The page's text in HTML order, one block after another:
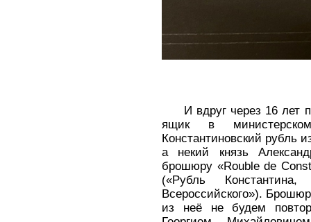
И вдруг через 16 лет
ящик в
Константиновский рубль
а некий князь
брошюру «Rouble de
(«Рубль
Всероссийского»).
из неё не будем